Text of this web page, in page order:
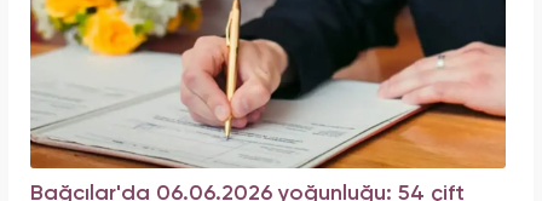
Bağcılar'da 06.06.2026 yoğunluğu: 54 çift